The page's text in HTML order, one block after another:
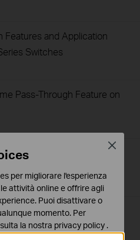
and Application
Switches
Pass-Through Feature on
Off on My TP-Link
Working When Connected
per migliorare l'esperienza
attività online e offrire agli
Puoi disattivare o
momento. Per
la nostra privacy policy .
Close